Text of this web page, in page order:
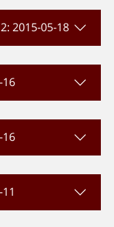
2015-05-18